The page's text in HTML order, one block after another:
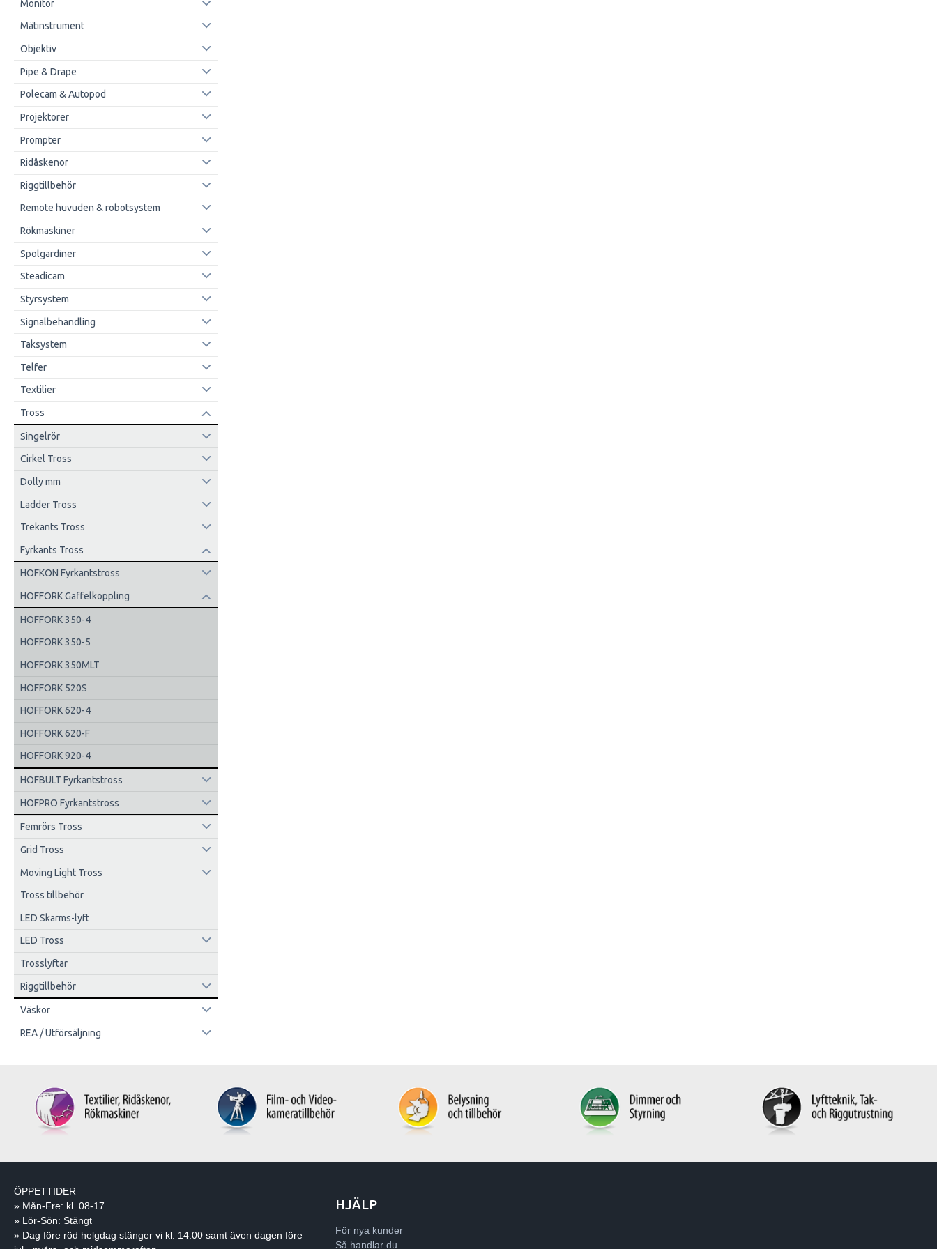
Monitor
Mätinstrument
Objektiv
Pipe & Drape
Polecam & Autopod
Projektorer
Prompter
Ridåskenor
Riggtillbehör
Remote huvuden & robotsystem
Rökmaskiner
Spolgardiner
Steadicam
Styrsystem
Signalbehandling
Taksystem
Telfer
Textilier
Tross
Singelrör
Cirkel Tross
Dolly mm
Ladder Tross
Trekants Tross
Fyrkants Tross
HOFKON Fyrkantstross
HOFFORK Gaffelkoppling
HOFFORK 350-4
HOFFORK 350-5
HOFFORK 350MLT
HOFFORK 520S
HOFFORK 620-4
HOFFORK 620-F
HOFFORK 920-4
HOFBULT Fyrkantstross
HOFPRO Fyrkantstross
Femrörs Tross
Grid Tross
Moving Light Tross
Tross tillbehör
LED Skärms-lyft
LED Tross
Trosslyftar
Riggtillbehör
Väskor
REA / Utförsäljning
ÖPPETTIDER
» Mån-Fre: kl. 08-17
» Lör-Sön: Stängt
» Dag före röd helgdag stänger vi kl. 14:00 samt även dagen före
HJÄLP
För nya kunder
Så handlar du